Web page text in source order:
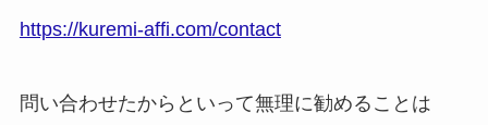
https://kuremi-affi.com/contact
問い合わせたからといって無理に勧めることは